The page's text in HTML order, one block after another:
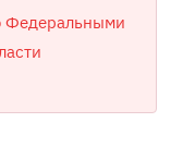
Федеральными